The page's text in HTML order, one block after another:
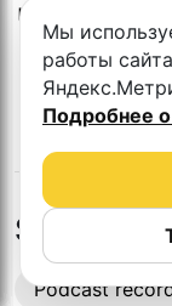
Studios in
Podcast
Мы
работы
Подробнее